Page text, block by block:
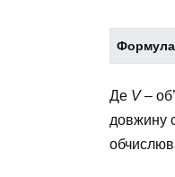
Формула
Де V–
довжину